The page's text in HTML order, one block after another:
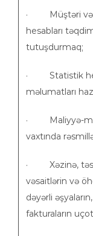
· Müştəri və
hesabları
tutuşdurmaq;
· Statistik
məlumatları
· Maliyyə-
vaxtında
· Xəzinə,
vəsaitlərin və
dəyərli
fakturaların